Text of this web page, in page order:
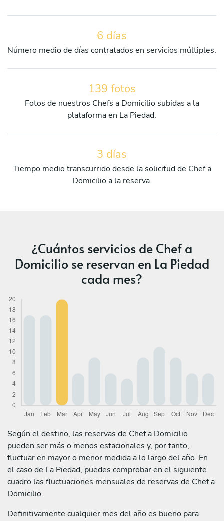
6 días
Número medio de días contratados en servicios múltiples.
139 fotos
Fotos de nuestros Chefs a Domicilio subidas a la
plataforma en La Piedad.
3 días
Tiempo medio transcurrido desde la solicitud de Chef a
Domicilio a la reserva.
¿Cuántos servicios de Chef a
Domicilio se reservan en La Piedad
cada mes?
Según el destino, las reservas de Chef a Domicilio
pueden ser más o menos estacionales y, por tanto,
fluctuar en mayor o menor medida a lo largo del año. En
el caso de La Piedad, puedes comprobar en el siguiente
cuadro las fluctuaciones mensuales de reservas de Chef a
Domicilio.
Definitivamente cualquier mes del año es bueno para